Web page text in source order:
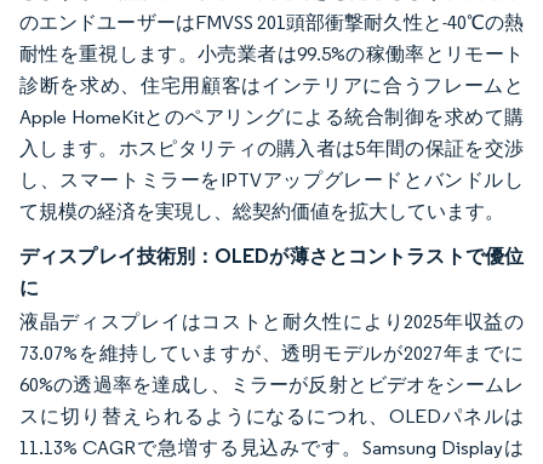
のエンドユーザーはFMVSS 201頭部衝撃耐久性と-40℃の熱
耐性を重視します。小売業者は99.5%の稼働率とリモート
診断を求め、住宅用顧客はインテリアに合うフレームと
Apple HomeKitとのペアリングによる統合制御を求めて購
入します。ホスピタリティの購入者は5年間の保証を交渉
し、スマートミラーをIPTVアップグレードとバンドルし
て規模の経済を実現し、総契約価値を拡大しています。
ディスプレイ技術別：OLEDが薄さとコントラストで優位
に
液晶ディスプレイはコストと耐久性により2025年収益の
73.07%を維持していますが、透明モデルが2027年までに
60%の透過率を達成し、ミラーが反射とビデオをシームレ
スに切り替えられるようになるにつれ、OLEDパネルは
11.13% CAGRで急増する見込みです。Samsung Displayは